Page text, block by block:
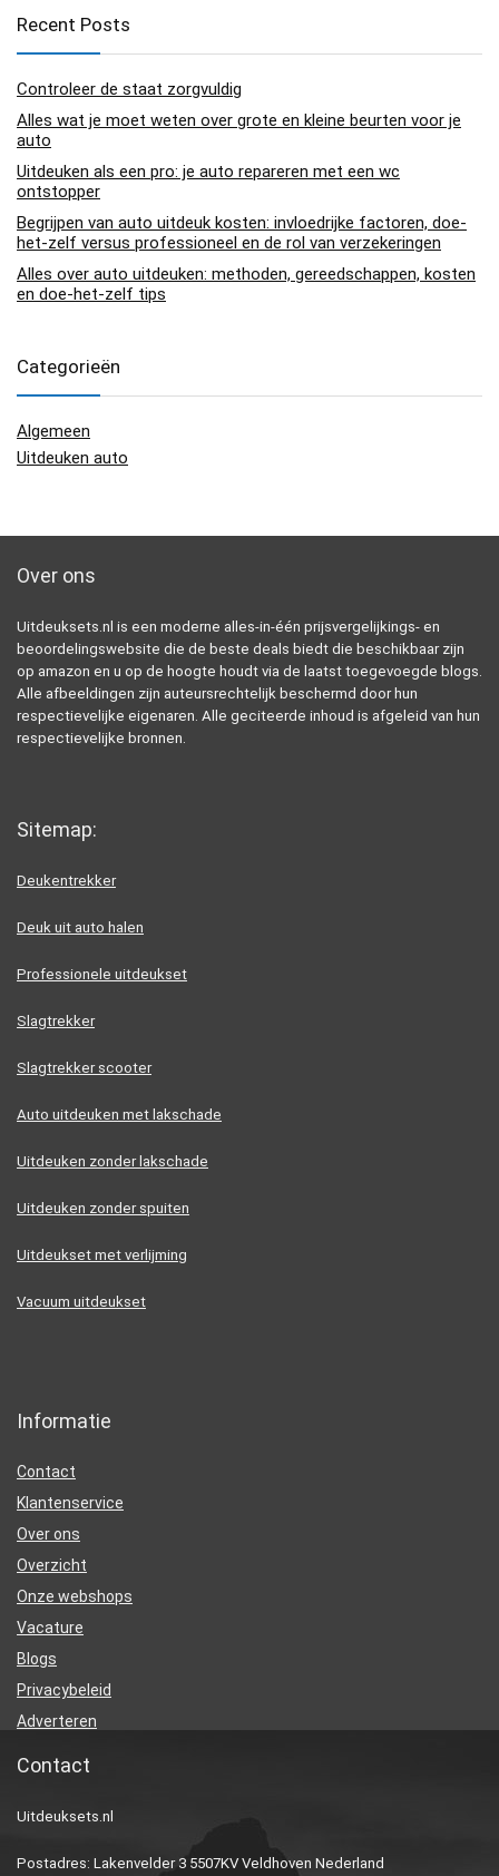
Recent Posts
Controleer de staat zorgvuldig
Alles wat je moet weten over grote en kleine beurten voor je
auto
Uitdeuken als een pro: je auto repareren met een wc
ontstopper
Begrijpen van auto uitdeuk kosten: invloedrijke factoren, doe-
het-zelf versus professioneel en de rol van verzekeringen
Alles over auto uitdeuken: methoden, gereedschappen, kosten
en doe-het-zelf tips
Categorieën
Algemeen
Uitdeuken auto
Over ons
Uitdeuksets.nl is een moderne alles-in-één prijsvergelijkings- en
beoordelingswebsite die de beste deals biedt die beschikbaar zijn
op amazon en u op de hoogte houdt via de laatst toegevoegde blogs.
Alle afbeeldingen zijn auteursrechtelijk beschermd door hun
respectievelijke eigenaren. Alle geciteerde inhoud is afgeleid van hun
respectievelijke bronnen.
Sitemap:
Deukentrekker
Deuk uit auto halen
Professionele uitdeukset
Slagtrekker
Slagtrekker scooter
Auto uitdeuken met lakschade
Uitdeuken zonder lakschade
Uitdeuken zonder spuiten
Uitdeukset met verlijming
Vacuum uitdeukset
Informatie
Contact
Klantenservice
Over ons
Overzicht
Onze webshops
Vacature
Blogs
Privacybeleid
Adverteren
Contact
Uitdeuksets.nl
Postadres: Lakenvelder 3 5507KV Veldhoven Nederland